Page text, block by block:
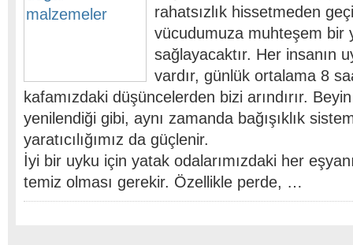
rahatsızlık hissetmeden
vücudumuza muhteşem bir
sağlayacaktır. Her insanın
vardır, günlük ortalama 8
kafamızdaki düşüncelerden bizi arındırır.
yenilendiği gibi, aynı zamanda bağışıklık
yaratıcılığımız da güçlenir.
İyi bir uyku için yatak odalarımızdaki her
temiz olması gerekir. Özellikle perde, …